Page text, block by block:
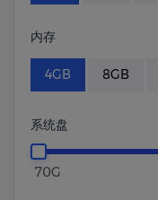
内存
4GB 8GB
系统盘
70G